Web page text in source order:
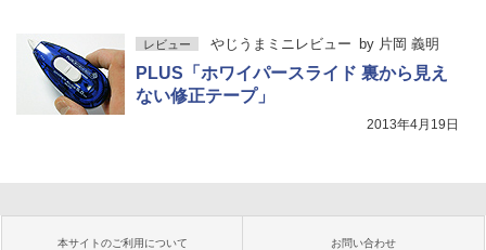
レビュー やじうまミニレビュー by 片岡 義明
PLUS「ホワイパースライド 裏から見え
ない修正テープ」
2013年4月19日
本サイトのご利用について お問い合わせ